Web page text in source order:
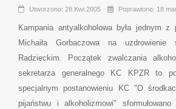
Utworzono: 28.Kwi.2005 Poprawiono: 18
Kampania antyalkoholowa była jednym z
Michaiła Gorbaczowa na
Radzieckim. Początek zwalczania
sekretarza generalnego KC KPZR to
specjalnym postanowieniu KC "O
pijaństwu i alkoholizmowi"